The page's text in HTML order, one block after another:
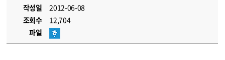
작성일
2012-06-08
조회수
12,704
파일